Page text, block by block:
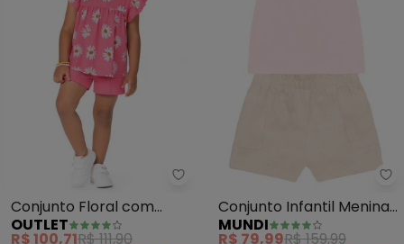
Outlet - Conjunto Floral com
Conjunto Floral com
Babados Ombros Menina
OUTLET
R$ 100,71R$ 111,90
Conjunto Infantil Menina
com Guipir (Rosa)
MUNDI
R$ 79,99R$ 159,99